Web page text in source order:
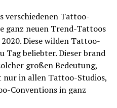
verschiedenen Tattoo-
ganz neuen Trend-Tattoos
Diese wilden Tattoo-
Tag beliebter. Dieser brand
großen Bedeutung,
nur in allen Tattoo-Studios,
Conventions in ganz